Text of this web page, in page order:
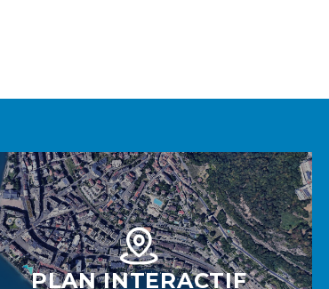
PLAN INTERACTIF